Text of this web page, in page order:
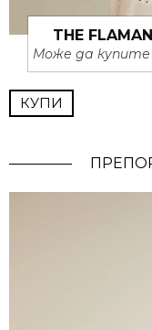
THE
Може да
КУПИ